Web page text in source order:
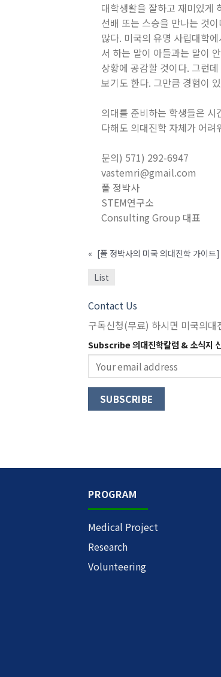
대학생활을 잘하고 재미있게
선배 또는 스승을 만나는 것
많다. 미국의 유명 사립대학
서 하는 말이 아들과는 말이
상황에 공감할 것이다. 그런
보기도 한다. 그만큼 경험이
의대를 준비하는 학생들은
다해도 의대진학 자체가 어려
문의) 571) 292-6947
vastemri@gmail.com
폴 정박사
STEM연구소
Consulting Group 대표
« [폴 정박사의 미국 의대진학 가이드
List
Contact Us
구독신청(무료) 하시면 미국의
Subscribe 의대진학칼럼 & 소식지
PROGRAM
Medical Project
Research
Volunteering